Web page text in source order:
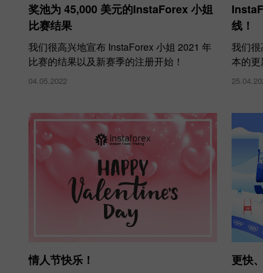
奖池为 45,000 美元的InstaForex 小姐
比赛结果
我们很高兴地宣布 InstaForex 小姐 2021 年
比赛的结果以及新赛季的注册开始！
04.05.2022
线！
我们
本的更
情人节快乐！ 更快